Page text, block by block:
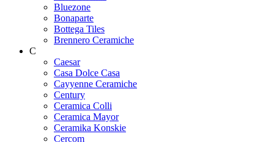
Bluezone
Bonaparte
Bottega Tiles
Brennero Ceramiche
C
Caesar
Casa Dolce Casa
Cayyenne Ceramiche
Century
Ceramica Colli
Ceramica Mayor
Ceramika Konskie
Cercom